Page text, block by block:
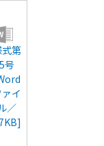
第
5号
ァイ
／